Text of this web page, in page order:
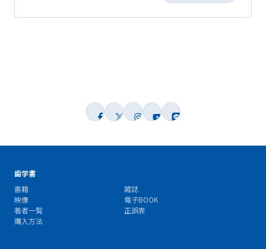
歯学書
書籍
雑誌
映像
電子BOOK
著者一覧
正誤表
購入方法